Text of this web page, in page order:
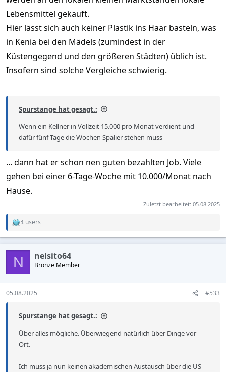
Lebensmittel gekauft.
Hier lässt sich auch keiner Plastik ins Haar basteln, was
in Kenia bei den Mädels (zumindest in der
Küstengegend und den größeren Städten) üblich ist.
Insofern sind solche Vergleiche schwierig.
Spurstange hat gesagt.:
Wenn ein Kellner in Vollzeit 15.000 pro Monat verdient und
dafür fünf Tage die Wochen Spalier stehen muss
... dann hat er schon nen guten bezahlten Job. Viele
gehen bei einer 6-Tage-Woche mit 10.000/Monat nach
Hause.
Zuletzt bearbeitet: 05.08.2025
R
a
c
o
n
s
4 users
N nelsito64
Bronze Member
05.08.2025 #533
Spurstange hat gesagt.:
Über alles mögliche. Überwiegend natürlich über Dinge vor
Ort.
Ich muss ja nun keinen akademischen Austausch über die US-